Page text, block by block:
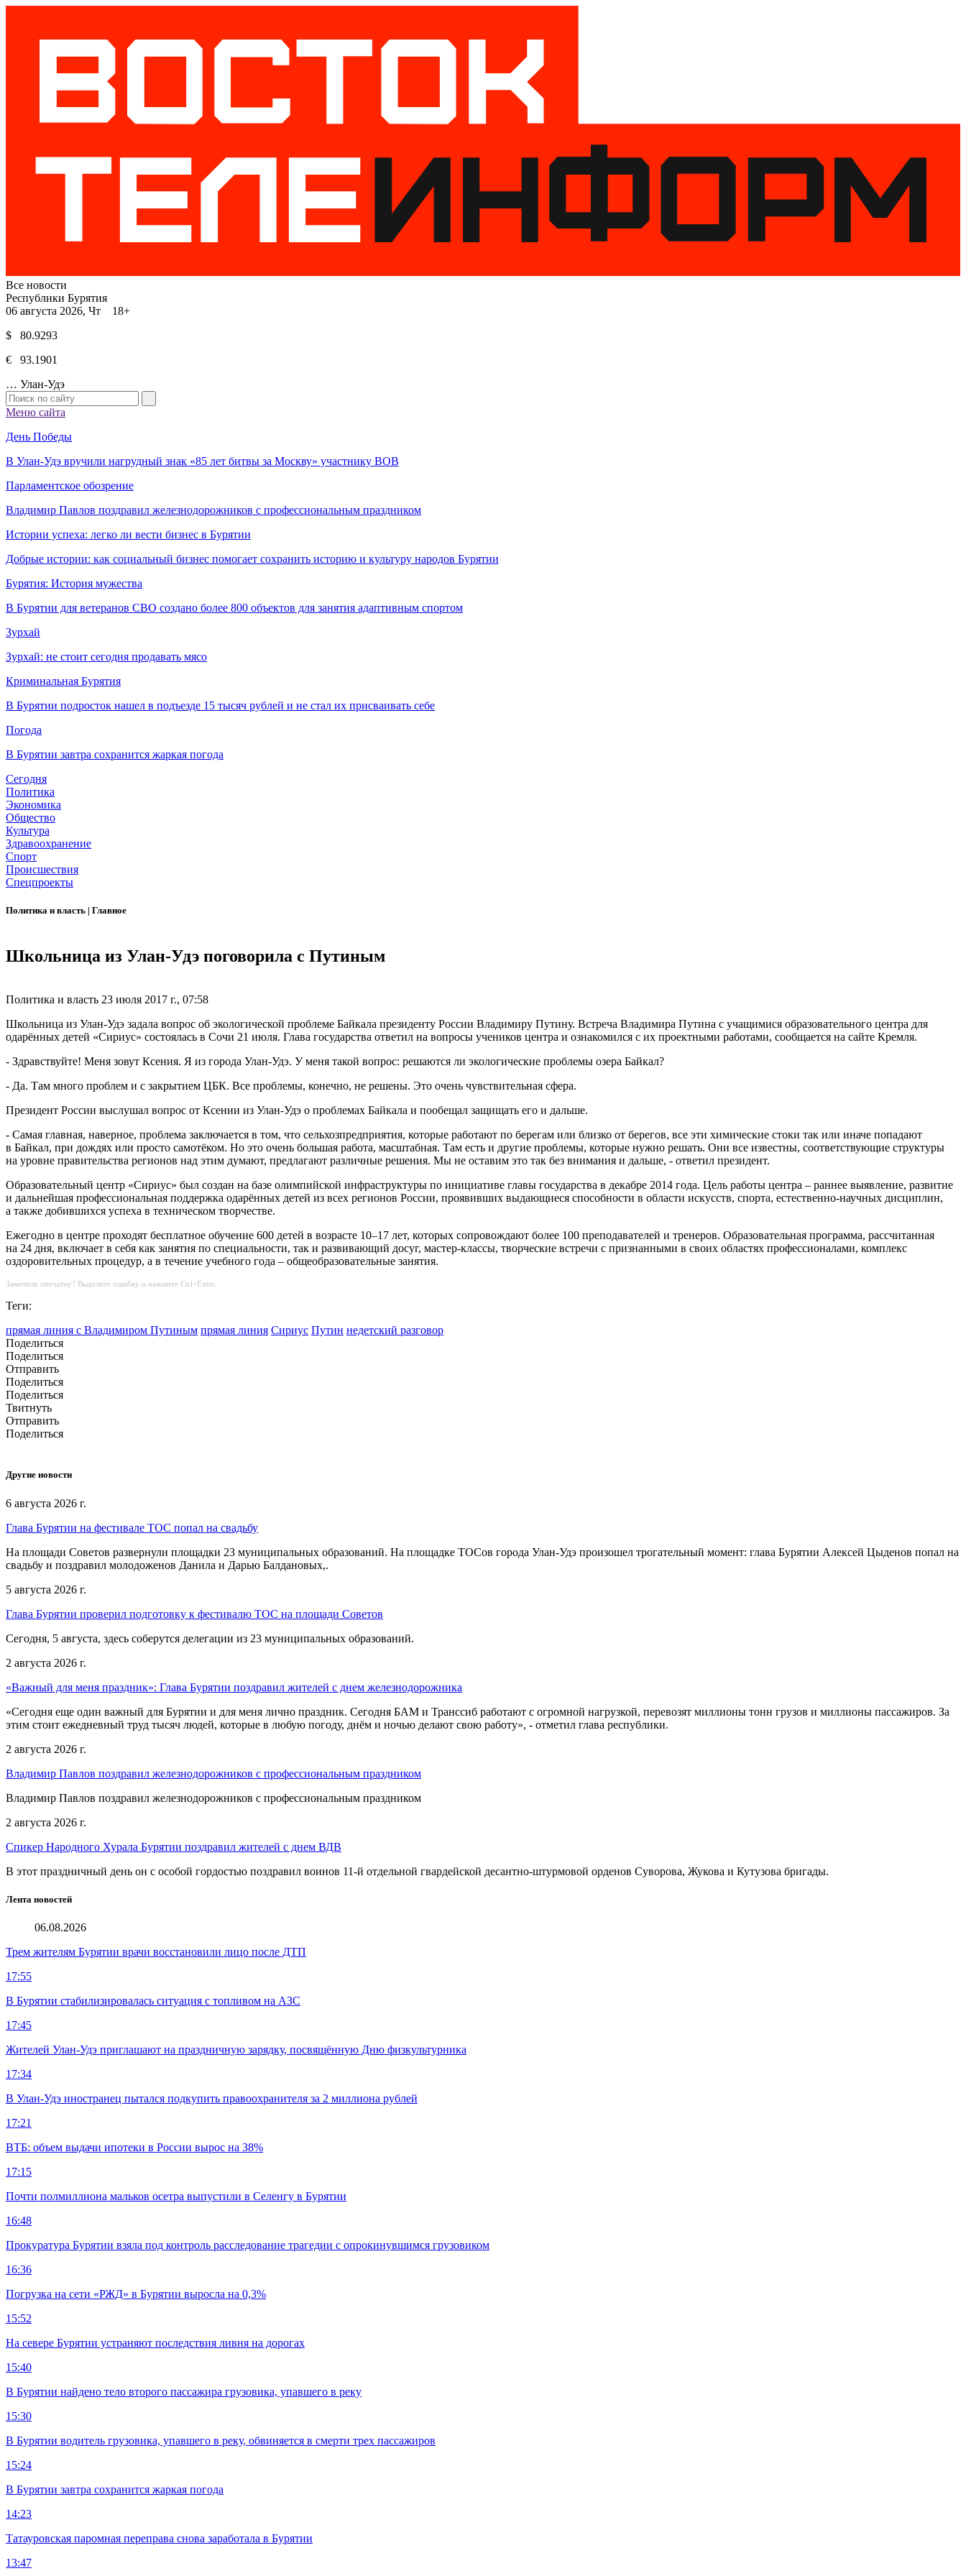
Все новости
Республики Бурятия
06 августа 2026, Чт 18+
$ 80.9293
€ 93.1901
… Улан-Удэ
Меню сайта
День Победы
В Улан-Удэ вручили нагрудный знак «85 лет битвы за Москву» участнику ВОВ
Парламентское обозрение
Владимир Павлов поздравил железнодорожников с профессиональным праздником
Истории успеха: легко ли вести бизнес в Бурятии
Добрые истории: как социальный бизнес помогает сохранить историю и культуру народов Бурятии
Бурятия: История мужества
В Бурятии для ветеранов СВО создано более 800 объектов для занятия адаптивным спортом
Зурхай
Зурхай: не стоит сегодня продавать мясо
Криминальная Бурятия
В Бурятии подросток нашел в подъезде 15 тысяч рублей и не стал их присваивать себе
Погода
В Бурятии завтра сохранится жаркая погода
Сегодня
Политика
Экономика
Общество
Культура
Здравоохранение
Спорт
Происшествия
Спецпроекты
Политика и власть | Главное
Школьница из Улан-Удэ поговорила с Путиным
Политика и власть 23 июля 2017 г., 07:58
Школьница из Улан-Удэ задала вопрос об экологической проблеме Байкала президенту России Владимиру Путину. Встреча Владимира Путина с учащимися образовательного центра для
одарённых детей «Сириус» состоялась в Сочи 21 июля. Глава государства ответил на вопросы учеников центра и ознакомился с их проектными работами, сообщается на сайте Кремля.
- Здравствуйте! Меня зовут Ксения. Я из города Улан-Удэ. У меня такой вопрос: решаются ли экологические проблемы озера Байкал?
- Да. Там много проблем и с закрытием ЦБК. Все проблемы, конечно, не решены. Это очень чувствительная сфера.
Президент России выслушал вопрос от Ксении из Улан-Удэ о проблемах Байкала и пообещал защищать его и дальше.
- Самая главная, наверное, проблема заключается в том, что сельхозпредприятия, которые работают по берегам или близко от берегов, все эти химические стоки так или иначе попадают
в Байкал, при дождях или просто самотёком. Но это очень большая работа, масштабная. Там есть и другие проблемы, которые нужно решать. Они все известны, соответствующие структуры
на уровне правительства регионов над этим думают, предлагают различные решения. Мы не оставим это так без внимания и дальше, - ответил президент.
Образовательный центр «Сириус» был создан на базе олимпийской инфраструктуры по инициативе главы государства в декабре 2014 года. Цель работы центра – раннее выявление, развитие
и дальнейшая профессиональная поддержка одарённых детей из всех регионов России, проявивших выдающиеся способности в области искусств, спорта, естественно-научных дисциплин,
а также добившихся успеха в техническом творчестве.
Ежегодно в центре проходят бесплатное обучение 600 детей в возрасте 10–17 лет, которых сопровождают более 100 преподавателей и тренеров. Образовательная программа, рассчитанная
на 24 дня, включает в себя как занятия по специальности, так и развивающий досуг, мастер-классы, творческие встречи с признанными в своих областях профессионалами, комплекс
оздоровительных процедур, а в течение учебного года – общеобразовательные занятия.
Заметили опечатку? Выделите ошибку и нажмите Ctrl+Enter.
Теги:
прямая линия с Владимиром Путиным прямая линия Сириус Путин недетский разговор
Поделиться
Поделиться
Отправить
Поделиться
Поделиться
Твитнуть
Отправить
Поделиться
Другие новости
6 августа 2026 г.
Глава Бурятии на фестивале ТОС попал на свадьбу
На площади Советов развернули площадки 23 муниципальных образований. На площадке ТОСов города Улан-Удэ произошел трогательный момент: глава Бурятии Алексей Цыденов попал на
свадьбу и поздравил молодоженов Данила и Дарью Балдановых,.
5 августа 2026 г.
Глава Бурятии проверил подготовку к фестивалю ТОС на площади Советов
Сегодня, 5 августа, здесь соберутся делегации из 23 муниципальных образований.
2 августа 2026 г.
«Важный для меня праздник»: Глава Бурятии поздравил жителей с днем железнодорожника
«Сегодня еще один важный для Бурятии и для меня лично праздник. Сегодня БАМ и Транссиб работают с огромной нагрузкой, перевозят миллионы тонн грузов и миллионы пассажиров. За
этим стоит ежедневный труд тысяч людей, которые в любую погоду, днём и ночью делают свою работу», - отметил глава республики.
2 августа 2026 г.
Владимир Павлов поздравил железнодорожников с профессиональным праздником
Владимир Павлов поздравил железнодорожников с профессиональным праздником
2 августа 2026 г.
Спикер Народного Хурала Бурятии поздравил жителей с днем ВДВ
В этот праздничный день он с особой гордостью поздравил воинов 11-й отдельной гвардейской десантно-штурмовой орденов Суворова, Жукова и Кутузова бригады.
Лента новостей
06.08.2026
Трем жителям Бурятии врачи восстановили лицо после ДТП
17:55
В Бурятии стабилизировалась ситуация с топливом на АЗС
17:45
Жителей Улан-Удэ приглашают на праздничную зарядку, посвящённую Дню физкультурника
17:34
В Улан-Удэ иностранец пытался подкупить правоохранителя за 2 миллиона рублей
17:21
ВТБ: объем выдачи ипотеки в России вырос на 38%
17:15
Почти полмиллиона мальков осетра выпустили в Селенгу в Бурятии
16:48
Прокуратура Бурятии взяла под контроль расследование трагедии с опрокинувшимся грузовиком
16:36
Погрузка на сети «РЖД» в Бурятии выросла на 0,3%
15:52
На севере Бурятии устраняют последствия ливня на дорогах
15:40
В Бурятии найдено тело второго пассажира грузовика, упавшего в реку
15:30
В Бурятии водитель грузовика, упавшего в реку, обвиняется в смерти трех пассажиров
15:24
В Бурятии завтра сохранится жаркая погода
14:23
Татауровская паромная переправа снова заработала в Бурятии
13:47